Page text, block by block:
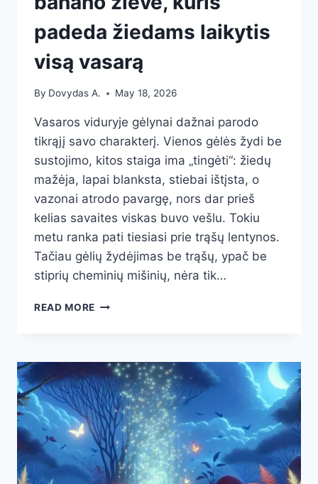
padeda žiedams laikytis
visą vasarą
By Dovydas A. May 18, 2026
Vasaros viduryje gėlynai dažnai parodo
tikrąjį savo charakterį. Vienos gėlės žydi be
sustojimo, kitos staiga ima „tingėti“: žiedų
mažėja, lapai blanksta, stiebai ištįsta, o
vazonai atrodo pavargę, nors dar prieš
kelias savaites viskas buvo vešlu. Tokiu
metu ranka pati tiesiasi prie trąšų lentynos.
Tačiau gėlių žydėjimas be trąšų, ypač be
stiprių cheminių mišinių, nėra tik…
READ MORE GĖLIŲ
MOČIUTĖS
TRIUKAS
SU
BANANO
ŽIEVE,
KURIS
PADEDA
ŽIEDAMS